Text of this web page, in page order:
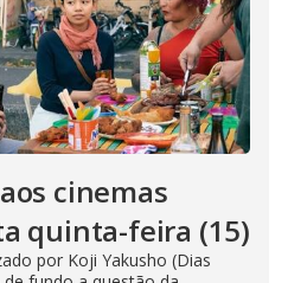
cinemas
quinta-feira (15)
por Koji Yakusho (Dias